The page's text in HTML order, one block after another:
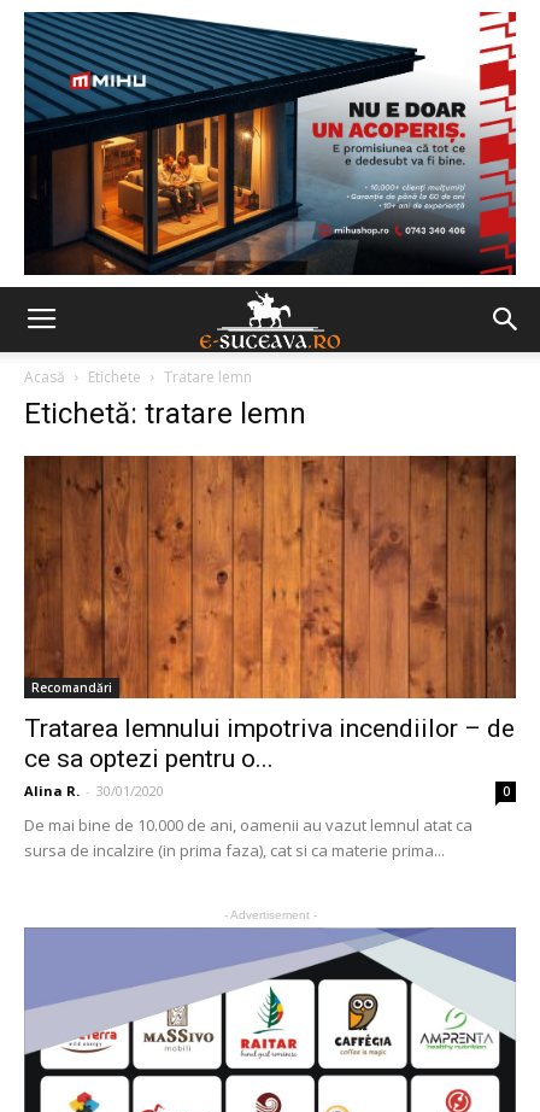
Acasă Etichete Tratare lemn
Etichetă: tratare lemn
Recomandări
Tratarea lemnului impotriva incendiilor – de
ce sa optezi pentru o...
Alina R. - 30/01/2020 0
De mai bine de 10.000 de ani, oamenii au vazut lemnul atat ca
sursa de incalzire (in prima faza), cat si ca materie prima...
- Advertisement -